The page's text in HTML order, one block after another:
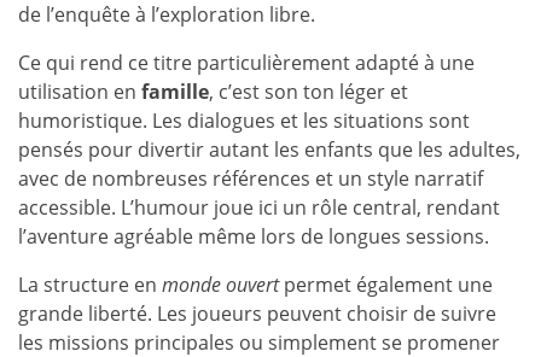
de l’enquête à l’exploration libre.
Ce qui rend ce titre particulièrement adapté à une
utilisation en famille, c’est son ton léger et
humoristique. Les dialogues et les situations sont
pensés pour divertir autant les enfants que les adultes,
avec de nombreuses références et un style narratif
accessible. L’humour joue ici un rôle central, rendant
l’aventure agréable même lors de longues sessions.
La structure en monde ouvertpermet également une
grande liberté. Les joueurs peuvent choisir de suivre
les missions principales ou simplement se promener